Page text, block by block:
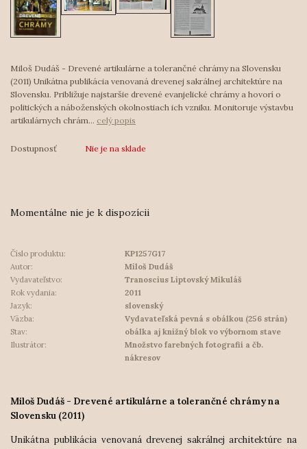
Miloš Dudáš - Drevené artikulárne a tolerančné chrámy na Slovensku
(2011) Unikátna publikácia venovaná drevenej sakrálnej architektúre na
Slovensku. Približuje najstaršie drevené evanjelické chrámy a hovorí o
politických a náboženských okolnostiach ich vzniku. Monitoruje výstavbu
artikulárnych chrám... celý popis
Dostupnosť Nie je na sklade
Momentálne nie je k dispozícii
Číslo produktu:
KP1257G17
Autor:
Miloš Dudáš
Vydavateľstvo:
Tranoscius Liptovský Mikuláš
Rok vydania:
2011
Jazyk:
slovenský
Väzba:
Vydavateľská pevná s obálkou (256 strán)
Stav:
obálka aj knižný blok vo výbornom stave
Ilustrátor:
Množstvo farebných fotografií a čb.
nákresov
Miloš Dudáš - Drevené artikulárne a tolerančné chrámy na
Slovensku (2011)
Unikátna publikácia venovaná drevenej sakrálnej architektúre na